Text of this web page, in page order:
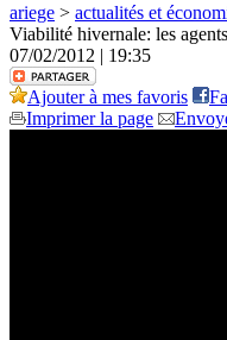
ariege > actualités et
Viabilité hivernale: les
07/02/2012 | 19:35
Ajouter à mes favoris
Imprimer la page